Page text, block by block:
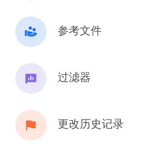
参考文件
过滤器
更改历史记录